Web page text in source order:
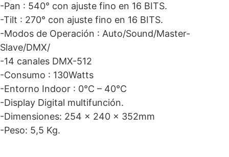
-Pan : 540° con ajuste fino en 16 BITS.
-Tilt : 270° con ajuste fino en 16 BITS.
-Modos de Operación : Auto/Sound/Master-
Slave/DMX/
-14 canales DMX-512
-Consumo : 130Watts
-Entorno Indoor : 0°C – 40°C
-Display Digital multifunción.
-Dimensiones: 254 x 240 x 352mm
-Peso: 5,5 Kg.